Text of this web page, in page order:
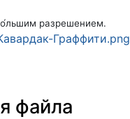
разрешением.
Граффити.png
файла